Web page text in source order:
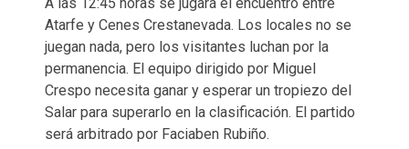
Atarfe y Cenes Crestanevada. Los locales no se
juegan nada, pero los visitantes luchan por la
permanencia. El equipo dirigido por Miguel
Crespo necesita ganar y esperar un tropiezo del
Salar para superarlo en la clasificación. El partido
será arbitrado por Faciaben Rubiño.